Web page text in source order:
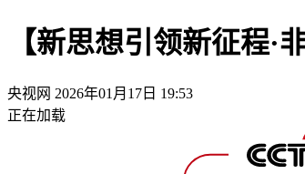
【新思想引领新征程
央视网 2026年01月17日 19:53
正在加载